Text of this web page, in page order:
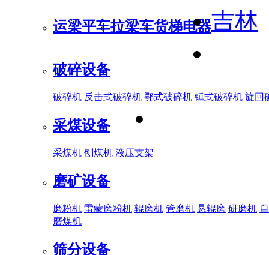
运梁平车拉梁车货梯电器
破碎设备
破碎机 反击式破碎机 鄂式破碎机 锤式破碎机 旋回
采煤设备
采煤机 刨煤机 液压支架
磨矿设备
磨粉机 雷蒙磨粉机 辊磨机 管磨机 悬辊磨 研磨机
磨煤机
筛分设备
吉林